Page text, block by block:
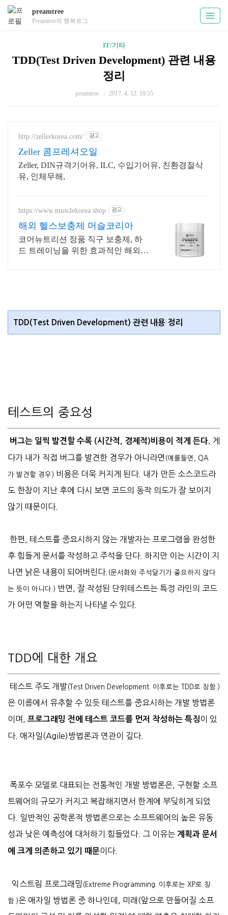
preamtree
Preamtree의 행복로그
IT/기타
TDD(Test Driven Development) 관련 내용
정리
preamtree 2017. 4. 12. 19:55
http://zellerkorea.com/ 광고
Zeller 콤프레셔오일
Zeller, DIN규격기어유, ILC, 수입기어유, 친환경절삭
유, 인체무해,
https://www.musclekorea.shop 광고
해외 헬스보충제 머슬코리아
코어뉴트리션 정품 직구 보충제, 하
드 트레이닝을 위한 효과적인 해외직
TDD(Test Driven Development) 관련 내용 정리
테스트의 중요성
버그는 일찍 발견할 수록 (시간적, 경제적)비용이 적게 든다. 게
다가 내가 직접 버그를 발견한 경우가 아니라면 (예를들면, QA
가 발견할 경우 ) 비용은 더욱 커지게 된다. 내가 만든 소스코드라
도 한참이 지난 후에 다시 보면 코드의 동작 의도가 잘 보이지
않기 때문이다.
한편, 테스트를 중요시하지 않는 개발자는 프로그램을 완성한
후 힘들게 문서를 작성하고 주석을 단다. 하지만 이는 시간이 지
나면 낡은 내용이 되어버린다. (문서화와 주석달기가 중요하지 않다
는 뜻이 아니다.) 반면, 잘 작성된 단위테스트는 특정 라인의 코드
가 어떤 역할을 하는지 나타낼 수 있다.
TDD에 대한 개요
테스트 주도 개발(Test Driven Development. 이후로는 TDD로 칭함.)
은 이름에서 유추할 수 있듯 테스트를 중요시하는 개발 방법론
이며, 프로그래밍 전에 테스트 코드를 먼저 작성하는 특징이 있
다. 애자일(Agile)방법론과 연관이 깊다.
폭포수 모델로 대표되는 전통적인 개발 방법론은, 구현할 소프
트웨어의 규모가 커지고 복잡해지면서 한계에 부딪히게 되었
다. 일반적인 공학론적 방법론으로는 소프트웨어의 높은 유동
성과 낮은 예측성에 대처하기 힘들었다. 그 이유는 계획과 문서
에 크게 의존하고 있기 때문이다.
익스트림 프로그래밍 (Extreme Programming. 이후로는 XP로 칭
함.)은 애자일 방법론 중 하나인데, 미래(앞으로 만들어질 소프